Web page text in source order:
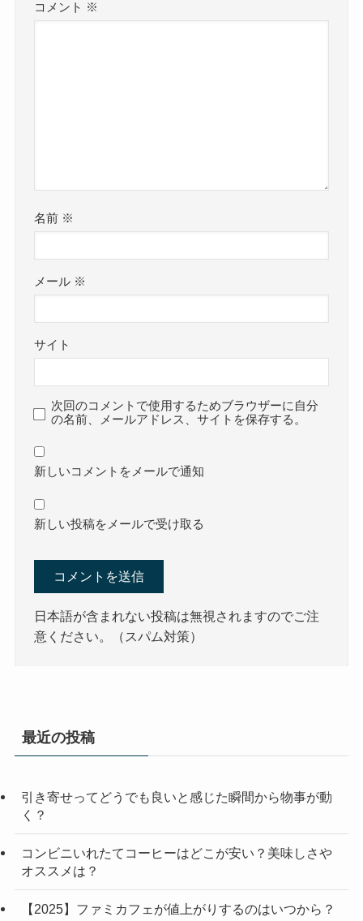
コメント ※
名前 ※
メール ※
サイト
次回のコメントで使用するためブラウザーに自分
の名前、メールアドレス、サイトを保存する。
新しいコメントをメールで通知
新しい投稿をメールで受け取る
日本語が含まれない投稿は無視されますのでご注
意ください。（スパム対策）
最近の投稿
引き寄せってどうでも良いと感じた瞬間から物事が動
く？
コンビニいれたてコーヒーはどこが安い？美味しさや
オススメは？
【2025】ファミカフェが値上がりするのはいつから？